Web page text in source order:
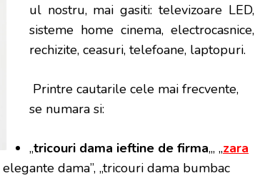
ul nostru, mai gasiti: televizoare LED,
sisteme home cinema, electrocasnice,
rechizite, ceasuri, telefoane, laptopuri.
Printre cautarile cele mai frecvente,
se numara si:
„tricouri dama ieftine de firma„, „zara
elegante dama”, „tricouri dama bumbac